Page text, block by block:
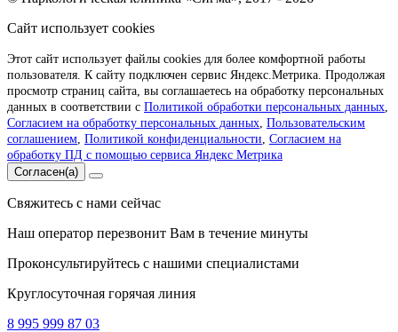
Сайт использует cookies
Этот сайт использует файлы cookies для более комфортной работы
пользователя. К сайту подключен сервис Яндекс.Метрика. Продолжая
просмотр страниц сайта, вы соглашаетесь на обработку персональных
данных в соответствии с Политикой обработки персональных данных,
Согласием на обработку персональных данных, Пользовательским
соглашением, Политикой конфиденциальности, Согласием на
обработку ПД с помощью сервиса Яндекс Метрика
Согласен(а)
Свяжитесь с нами сейчас
Наш оператор перезвонит Вам в течение минуты
Проконсультируйтесь с нашими специалистами
Круглосуточная горячая линия
8 995 999 87 03